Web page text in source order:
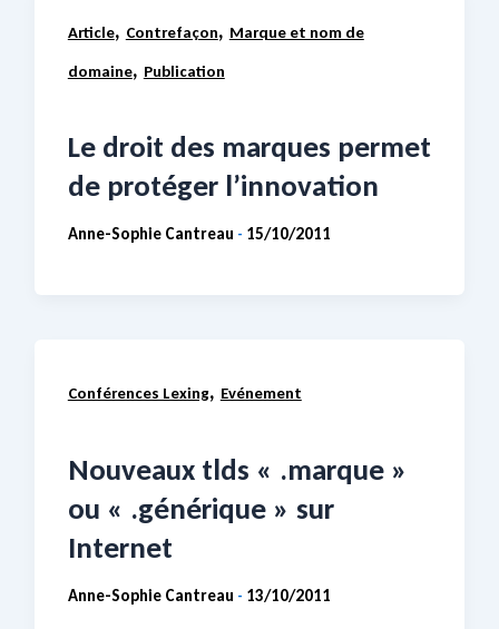
Article, Contrefaçon, Marque et nom de
domaine, Publication
Le droit des marques permet
de protéger l’innovation
Anne-Sophie Cantreau - 15/10/2011
Conférences Lexing, Evénement
Nouveaux tlds « .marque »
ou « .générique » sur
Internet
Anne-Sophie Cantreau - 13/10/2011